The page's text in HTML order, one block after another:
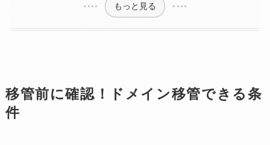
もっと見る
移管前に確認！ドメイン移管できる条
件